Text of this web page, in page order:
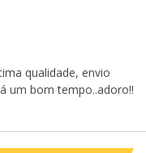
qualidade, envio
um bom tempo..adoro!!